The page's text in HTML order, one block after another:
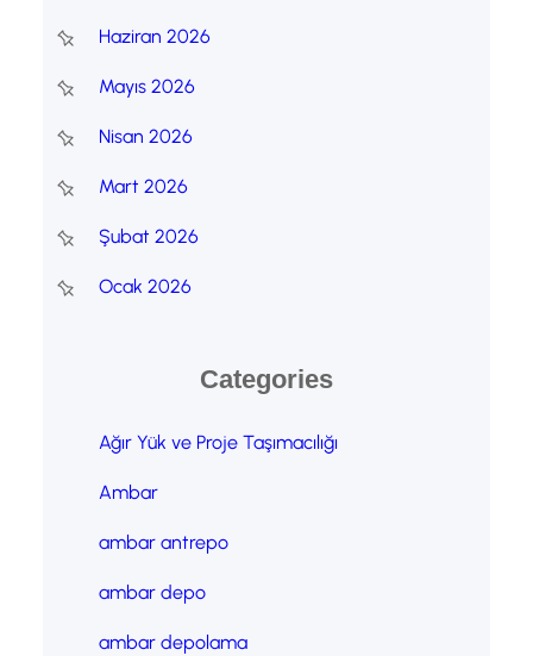
Haziran 2026
Mayıs 2026
Nisan 2026
Mart 2026
Şubat 2026
Ocak 2026
Categories
Ağır Yük ve Proje Taşımacılığı
Ambar
ambar antrepo
ambar depo
ambar depolama